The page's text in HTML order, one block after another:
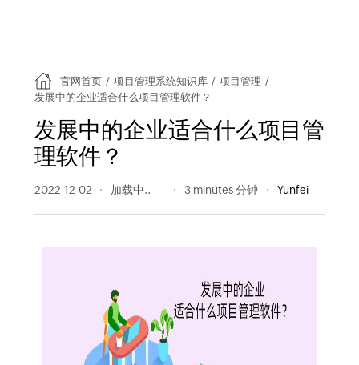
官网首页 / 项目管理系统知识库 / 项目管理 /
发展中的企业适合什么项目管理软件？
发展中的企业适合什么项目管
理软件？
2022-12-02 216 阅读量 3 minutes 分钟 Yunfei